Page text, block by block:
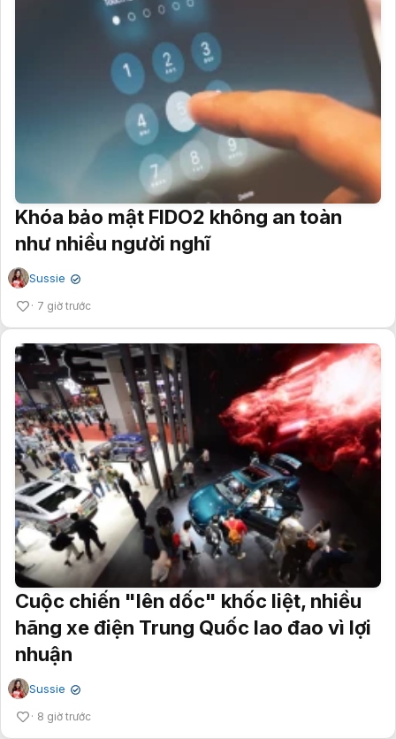
Khóa bảo mật FIDO2 không an toàn
như nhiều người nghĩ
Sussie ✔
7 giờ trước
Cuộc chiến "lên dốc" khốc liệt, nhiều
hãng xe điện Trung Quốc lao đao vì lợi
nhuận
Sussie ✔
8 giờ trước